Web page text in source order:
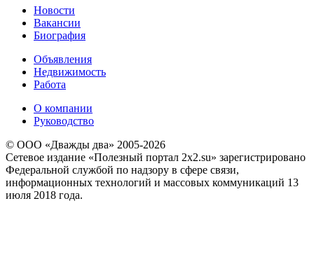
Новости
Вакансии
Биография
Объявления
Недвижимость
Работа
О компании
Руководство
© ООО «Дважды два» 2005-2026
Сетевое издание «Полезный портал 2x2.su» зарегистрировано
Федеральной службой по надзору в сфере связи,
информационных технологий и массовых коммуникаций 13
июля 2018 года.